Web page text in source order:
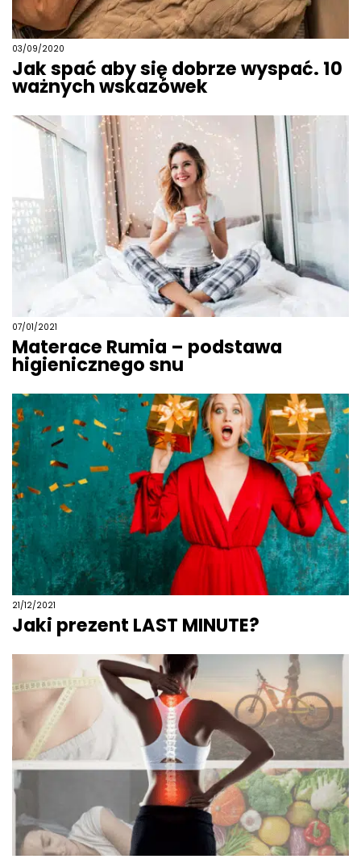
03/09/2020
Jak spać aby się dobrze wyspać. 10
ważnych wskazówek
07/01/2021
Materace Rumia – podstawa
higienicznego snu
21/12/2021
Jaki prezent LAST MINUTE?